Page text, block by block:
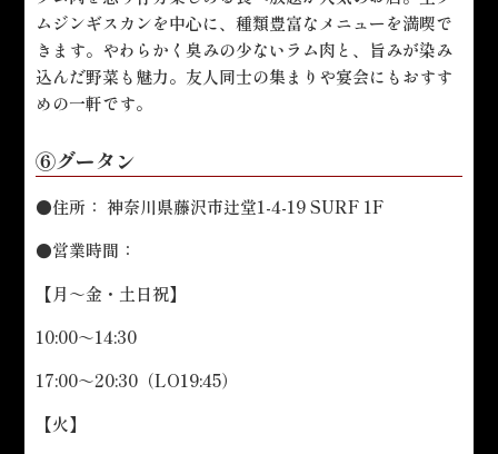
ムジンギスカンを中心に、種類豊富なメニューを満喫で
きます。やわらかく臭みの少ないラム肉と、旨みが染み
込んだ野菜も魅力。友人同士の集まりや宴会にもおすす
めの一軒です。
⑥グータン
●住所： 神奈川県藤沢市辻堂1-4-19 SURF 1F
●営業時間：
【月～金・土日祝】
10:00～14:30
17:00～20:30（LO19:45）
【火】